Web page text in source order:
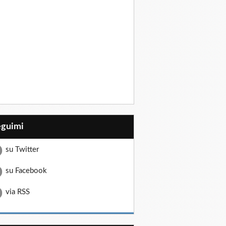
su Twitter
su Facebook
via RSS